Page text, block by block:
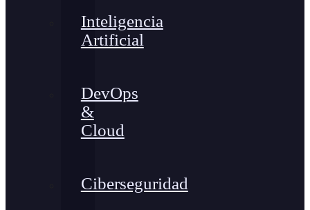
Inteligencia
Artificial
DevOps
&
Cloud
Ciberseguridad